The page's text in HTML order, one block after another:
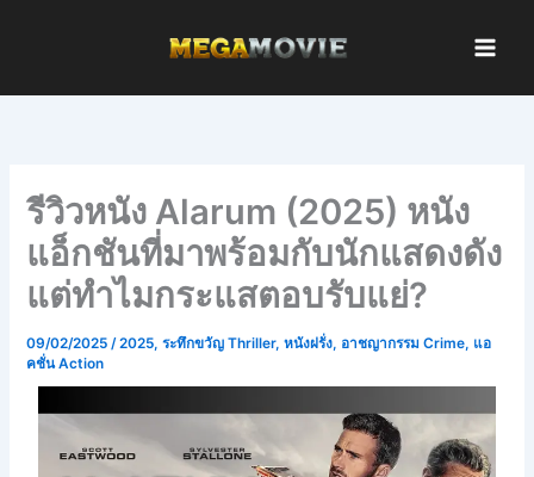
รีวิวหนัง Alarum (2025) หนัง
แอ็กชันที่มาพร้อมกับนักแสดงดัง
แต่ทำไมกระแสตอบรับแย่?
09/02/2025/2025,ระทึกขวัญ Thriller,หนังฝรั่ง, อาชญากรรม Crime, แอ
คชั่น Action